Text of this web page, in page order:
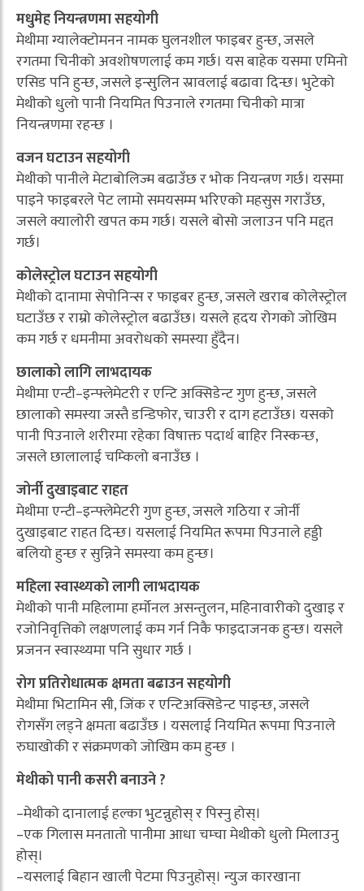
मधुमेह नियन्त्रणमा सहयोगी
मेथीमा ग्यालेक्टोमनन नामक घुलनशील फाइबर हुन्छ, जसले
रगतमा चिनीको अवशोषणलाई कम गर्छ। यस बाहेक यसमा एमिनो
एसिड पनि हुन्छ, जसले इन्सुलिन स्रावलाई बढावा दिन्छ। भुटेको
मेथीको धुलो पानी नियमित पिउनाले रगतमा चिनीको मात्रा
नियन्त्रणमा रहन्छ ।
वजन घटाउन सहयोगी
मेथीको पानीले मेटाबोलिज्म बढाउँछ र भोक नियन्त्रण गर्छ। यसमा
पाइने फाइबरले पेट लामो समयसम्म भरिएको महसुस गराउँछ,
जसले क्यालोरी खपत कम गर्छ। यसले बोसो जलाउन पनि मद्दत
गर्छ।
कोलेस्ट्रोल घटाउन सहयोगी
मेथीको दानामा सेपोनिन्स र फाइबर हुन्छ, जसले खराब कोलेस्ट्रोल
घटाउँछ र राम्रो कोलेस्ट्रोल बढाउँछ। यसले हृदय रोगको जोखिम
कम गर्छ र धमनीमा अवरोधको समस्या हुँदैन।
छालाको लागि लाभदायक
मेथीमा एन्टी–इन्फ्लेमेटरी र एन्टि अक्सिडेन्ट गुण हुन्छ, जसले
छालाको समस्या जस्तै डन्डिफोर, चाउरी र दाग हटाउँछ। यसको
पानी पिउनाले शरीरमा रहेका विषाक्त पदार्थ बाहिर निस्कन्छ,
जसले छालालाई चम्किलो बनाउँछ ।
जोर्नी दुखाइबाट राहत
मेथीमा एन्टी–इन्फ्लेमेटरी गुण हुन्छ, जसले गठिया र जोर्नी
दुखाइबाट राहत दिन्छ। यसलाई नियमित रूपमा पिउनाले हड्डी
बलियो हुन्छ र सुन्निने समस्या कम हुन्छ।
महिला स्वास्थ्यको लागी लाभदायक
मेथीको पानी महिलामा हर्मोनल असन्तुलन, महिनावारीको दुखाइ र
रजोनिवृत्तिको लक्षणलाई कम गर्न निकै फाइदाजनक हुन्छ। यसले
प्रजनन स्वास्थ्यमा पनि सुधार गर्छ ।
रोग प्रतिरोधात्मक क्षमता बढाउन सहयोगी
मेथीमा भिटामिन सी, जिंक र एन्टिअक्सिडेन्ट पाइन्छ, जसले
रोगसँग लड्ने क्षमता बढाउँछ । यसलाई नियमित रूपमा पिउनाले
रुघाखोकी र संक्रमणको जोखिम कम हुन्छ ।
मेथीको पानी कसरी बनाउने ?
–मेथीको दानालाई हल्का भुटन्नुहोस् र पिस्नु होस्।
–एक गिलास मनतातो पानीमा आधा चम्चा मेथीको धुलो मिलाउनु
होस्।
–यसलाई बिहान खाली पेटमा पिउनुहोस्। न्युज कारखाना